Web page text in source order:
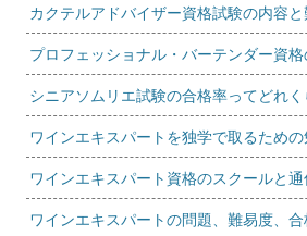
カクテルアドバイザー資格試験の内容
プロフェッショナル・バーテンダー資
シニアソムリエ試験の合格率ってどれく
ワインエキスパートを独学で取るため
ワインエキスパート資格のスクールと
ワインエキスパートの問題、難易度、